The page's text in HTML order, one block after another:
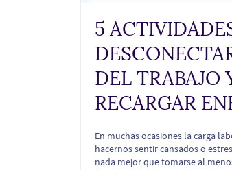
5
DEL TRABAJO
RECARGAR
En muchas ocasiones la carga
hacernos sentir cansados o
nada mejor que tomarse al